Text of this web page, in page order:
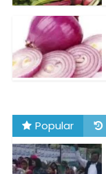
o
o
k
Popular